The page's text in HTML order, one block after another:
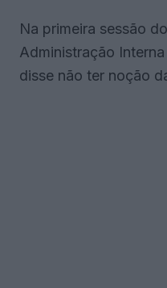
Na primeira sessão
Administração
disse não ter noção